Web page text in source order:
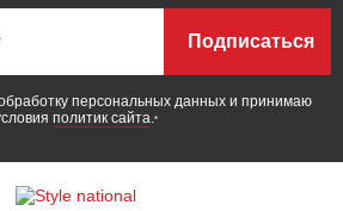
персональных данных и принимаю
политик сайта.*
Подписаться